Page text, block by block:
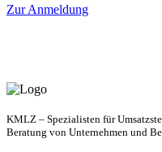
Zur Anmeldung
KMLZ – Spezialisten für
Beratung von Unternehmen und